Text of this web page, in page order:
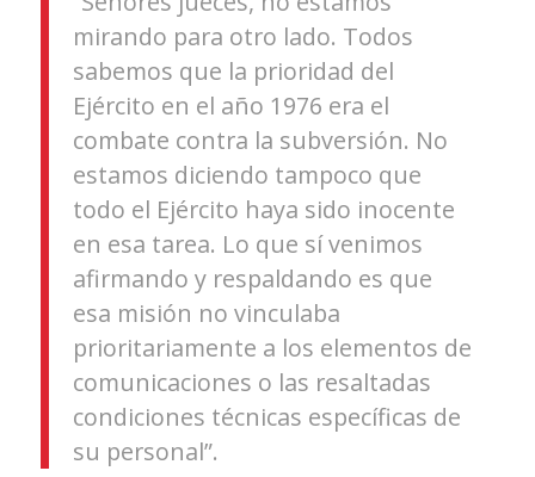
mirando para otro lado. Todos
sabemos que la prioridad del
Ejército en el año 1976 era el
combate contra la subversión. No
estamos diciendo tampoco que
todo el Ejército haya sido inocente
en esa tarea. Lo que sí venimos
afirmando y respaldando es que
esa misión no vinculaba
prioritariamente a los elementos de
comunicaciones o las resaltadas
condiciones técnicas específicas de
su personal”.